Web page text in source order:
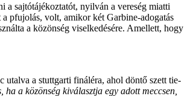
a sajtótájékoztatót, nyilván a vereség miatti
pfujolás, volt, amikor két Garbine-adogatás
a közönség viselkedésére. Amellett, hogy
utalva a stuttgarti fináléra, ahol döntő szett tie-
a közönség kiválasztja egy adott meccsen,